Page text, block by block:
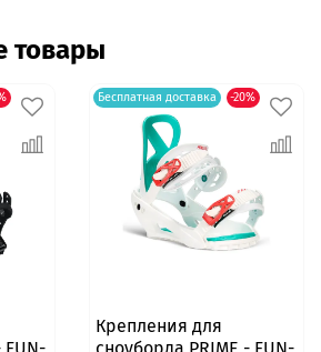
товары
Бесплатная доставка -20%
Крепления для